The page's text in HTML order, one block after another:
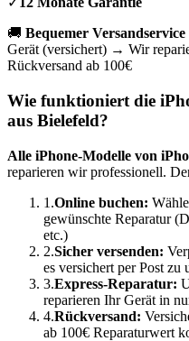
🚚 Bequemer
Gerät (versichert) → Wir
Rückversand ab 100€
Wie funktioniert die
aus Bielefeld?
Alle iPhone-Modelle von
reparieren wir professionell.
1.Online buchen:
gewünschte Reparatur
etc.)
2.Sicher versenden:
es versichert per Post zu
3.Express-Reparatur:
reparieren Ihr Gerät in
4.Rückversand:
ab 100€ Reparaturwert